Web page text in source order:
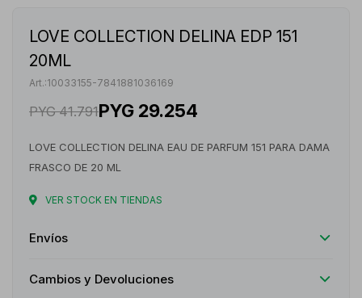
LOVE COLLECTION DELINA EDP 151
20ML
10033155-7841881036169
PYG 41.791PYG 29.254
LOVE COLLECTION DELINA EAU DE PARFUM 151 PARA DAMA
FRASCO DE 20 ML
VER STOCK EN TIENDAS
Envíos
Cambios y Devoluciones